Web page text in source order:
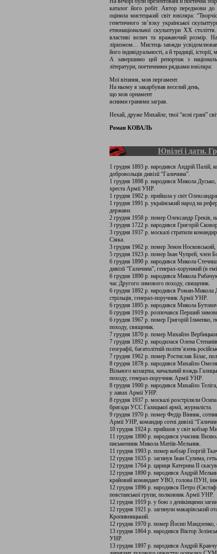
каталог його робіт. Автор передмови до
оцінила мистецький світ ювіляра:
генетичного зв’язку української
етнонаціональної скульптури ХХ
властиві велич та вражаючий розмір.
ліризмом… Мистець завжди
його індивідуальності, а й традиції,
А завершимо цей репортаж з
літератури, поетичними рядками ювіляра:
Мої вітання, мов пергамент.
На ньому я закарбував веселий день,
що мов орнамент
ясними гранями заграв.
Нехай, друже Михайле, твої “ясні грані”
Роман КОВАЛЬ
Ювілеї і дати.
1 грудня 1893 р. народився Андрій Палій,
добровольців дивізії “Галичина”.
1 грудня 1898 р. народився Микола
хреста Армії УНР.
1 грудня 1902 р. прийшла у світ
1 грудня 1991 р. український народ на
держави.
2 грудня 1958 р. помер Олександр
3 грудня 1722 р. народився Григорій
3 грудня 1937 р. москалі стратили
Сіяка.
3 грудня 1962 р. помер Зенон
5 грудня 1923 р. помер Іван Чупрей, член
6 грудня 1890 р. народився Микола
дивізії “Галичина”, генерал-хорунжий (в
6 грудня 1890 р. народився Микола
час Другого зимового походу, священик.
6 грудня 1892 р. народився Роман-Микола
стрільців, генерал-поручник Армії УНР.
6 грудня 1895 р. народився Микола Бутович,
6 грудня 1919 р. розпочався Перший
6 грудня 1967 р. помер Григорій
походу, священик.
7 грудня 1870 р. помер Михайло
7 грудня 1892 р. народилася Олена
географії, багатолітній політв’язень
7 грудня 1962 р. помер Ростислав Білас,
8 грудня 1878 р. народився Михайло
Вільного козацтва, начальний вождь
походу, генерал-поручник Армії УНР.
8 грудня 1900 р. народився Михайло
у лавах Армії УНР.
8 грудня 1937 р. москалі розстріляли
бригади УСС Галицької армії, журналіста.
9 грудня 1970 р. помер Федір Вінник,
Армії УНР, командир сотні дивізії
10 грудня 1924 р. прийшов у світ кобзар
11 грудня 1890 р. народився учасник
письменник Микола Матіїв-Мельник.
11 грудня 1993 р. помер кобзар Георгій
12 грудня 1635 р. загинув Іван Сулима,
12 грудня 1764 р. цариця Катерина II
12 грудня 1890 р. народився Андрій
крайовий командант УВО, голова ПУН,
12 грудня 1896 р. народився Петро
повстанської групи, полковник Армії УНР.
12 грудня 1919 р. у бою з денікінцями
12 грудня 1921 р. загинули макарівський
Кропивницький.
12 грудня 1970 р. помер Йосип
13 грудня 1864 р. народився Віктор
УНР.
13 грудня 1897 р. народився Андрій